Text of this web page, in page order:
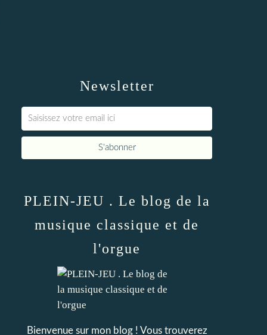
Newsletter
PLEIN-JEU . Le blog de la
musique classique et de
l'orgue
Bienvenue sur mon blog ! Vous trouverez